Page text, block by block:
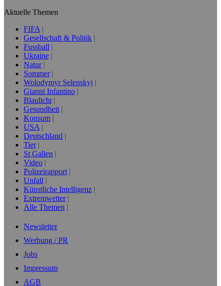
Aktuelle Themen
FIFA
Gesellschaft & Politik
Fussball
Ukraine
Natur
Sommer
Wolodymyr Selenskyj
Gianni Infantino
Blaulicht
Gesundheit
Konsum
USA
Deutschland
Tier
St Gallen
Video
Polizeirapport
Unfall
Künstliche Intelligenz
Extremwetter
Alle Themen
Newsletter
Werbung / PR
Jobs
Impressum
AGB